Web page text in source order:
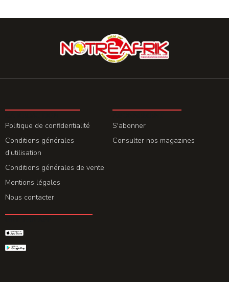
Politique de confidentialité
Conditions générales
d'utilisation
Conditions générales de vente
Mentions légales
Nous contacter
S'abonner
Consulter nos magazines